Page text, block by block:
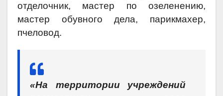
отделочник, мастер по озеленению,
мастер обувного дела, парикмахер,
пчеловод.
«На территории учреждений